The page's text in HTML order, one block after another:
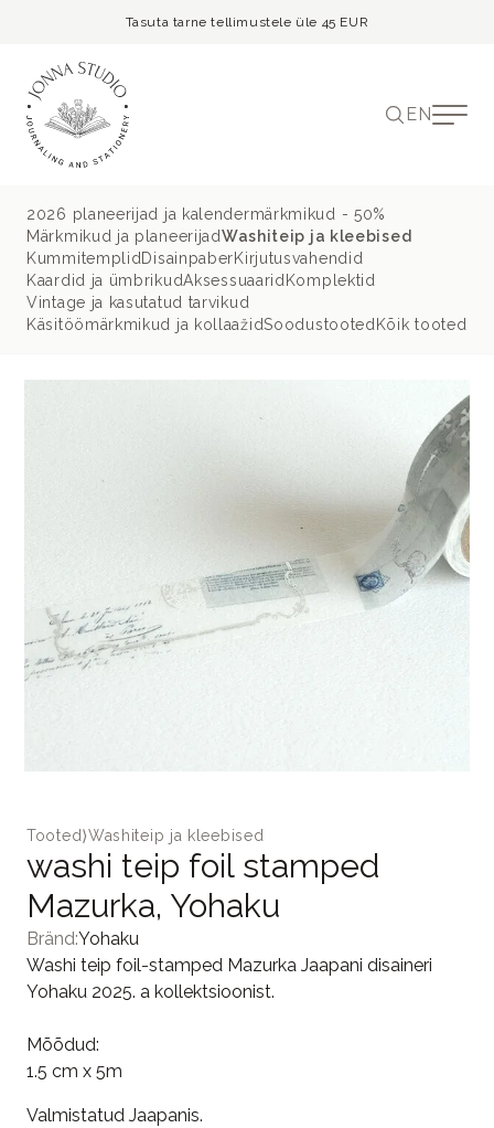
Tasuta tarne tellimustele üle 45 EUR
EN
2026 planeerijad ja kalendermärkmikud - 50%
Märkmikud ja planeerijadWashiteip ja kleebised
Kummitemplid DisainpaberKirjutusvahendid
Kaardid ja ümbrikudAksessuaarid Komplektid
Vintage ja kasutatud tarvikud
Käsitöömärkmikud ja kollaažidSoodustooted Kõik tooted
Tooted⟩Washiteip ja kleebised
washi teip foil stamped
Mazurka, Yohaku
Bränd:Yohaku
Washi teip foil-stamped Mazurka Jaapani disaineri
Yohaku 2025. a kollektsioonist.
Mõõdud:
1.5 cm x 5m
Valmistatud Jaapanis.